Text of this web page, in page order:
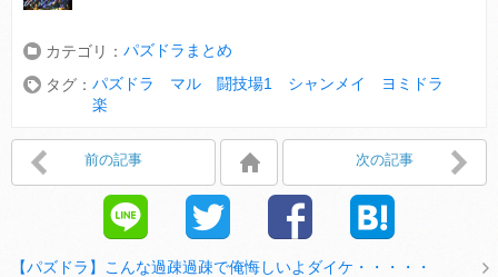
カテゴリ： パズドラまとめ
タグ： パズドラ マル 闘技場1 シャンメイ ヨミドラ
楽
前の記事 次の記事
【パズドラ】こんな過疎過疎で俺悔しいよダイケ・・・・・